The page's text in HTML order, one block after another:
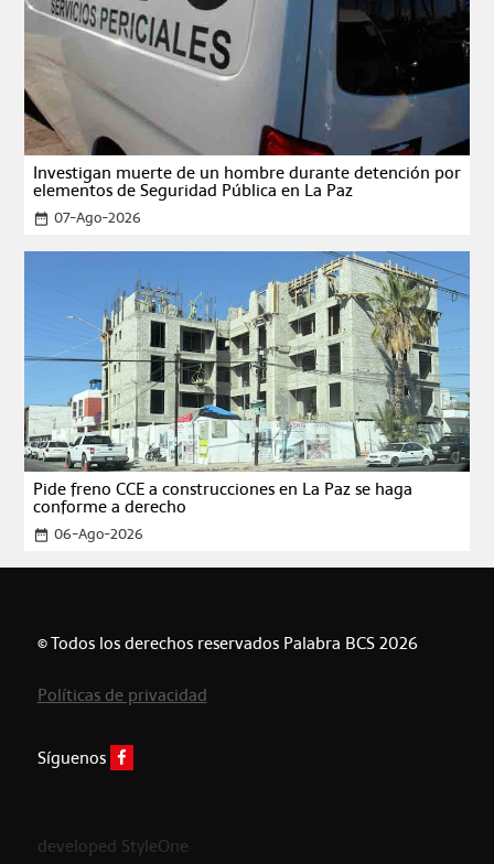
Investigan muerte de un hombre durante detención por
elementos de Seguridad Pública en La Paz
date_range 07-Ago-2026
Pide freno CCE a construcciones en La Paz se haga
conforme a derecho
date_range 06-Ago-2026
© Todos los derechos reservados Palabra BCS 2026
Políticas de privacidad
Síguenos
developed StyleOne